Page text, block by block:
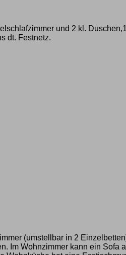
und 2 kl.
dt. Festnetz.
(umstellbar in 2
Im Wohnzimmer kann ein